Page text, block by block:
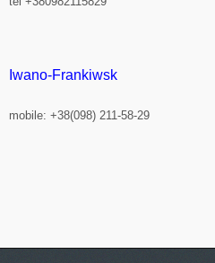
Iwano-Frankiwsk
mobile: +38(098) 211-58-29